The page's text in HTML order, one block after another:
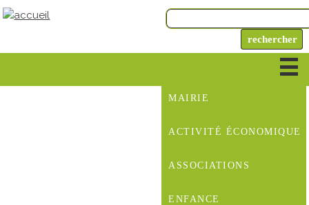
MAIRIE
ACTIVITÉ ÉCONOMIQUE
ASSOCIATIONS
ENFANCE